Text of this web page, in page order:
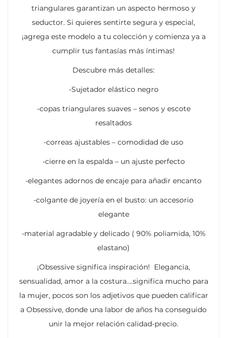
triangulares garantizan un aspecto hermoso y
seductor. Si quieres sentirte segura y especial,
¡agrega este modelo a tu colección y comienza ya a
cumplir tus fantasías más íntimas!
Descubre más detalles:
-Sujetador elástico negro
-copas triangulares suaves – senos y escote
resaltados
-correas ajustables – comodidad de uso
-cierre en la espalda – un ajuste perfecto
-elegantes adornos de encaje para añadir encanto
-colgante de joyería en el busto: un accesorio
elegante
-material agradable y delicado ( 90% poliamida, 10%
elastano)
¡Obsessive significa inspiración! Elegancia,
sensualidad, amor a la costura….significa mucho para
la mujer, pocos son los adjetivos que pueden calificar
a Obsessive, donde una labor de años ha conseguido
unir la mejor relación calidad-precio.